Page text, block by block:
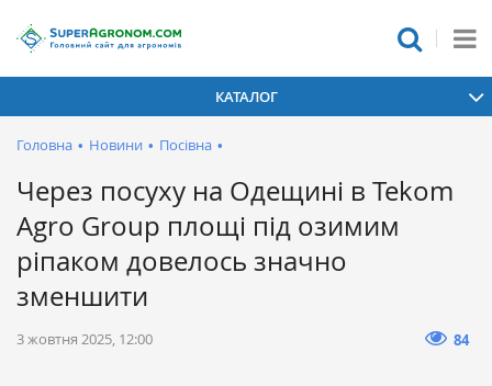
КАТАЛОГ
Головна • Новини • Посівна •
Через посуху на Одещині в Tekom
Agro Group площі під озимим
ріпаком довелось значно
зменшити
3 жовтня 2025, 12:00 84